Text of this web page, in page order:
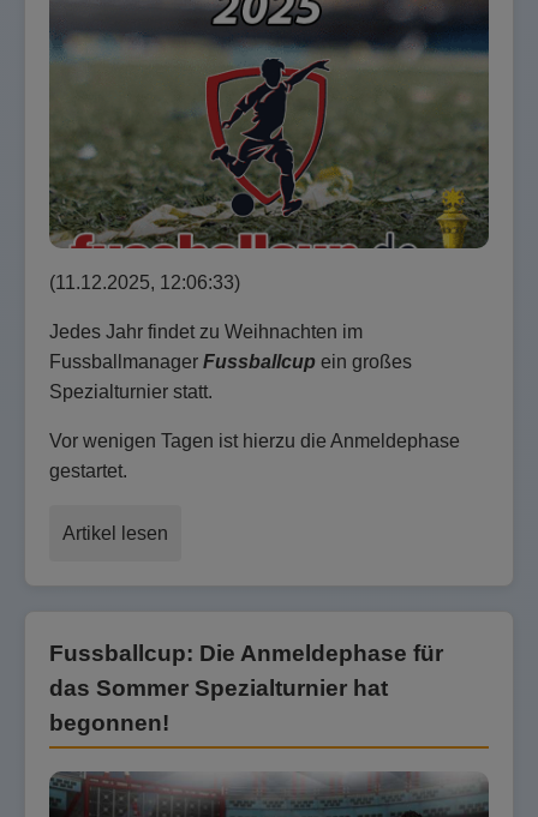
(11.12.2025, 12:06:33)
Jedes Jahr findet zu Weihnachten im
Fussballmanager Fussballcup ein großes
Spezialturnier statt.
Vor wenigen Tagen ist hierzu die Anmeldephase
gestartet.
Artikel lesen
Fussballcup: Die Anmeldephase für
das Sommer Spezialturnier hat
begonnen!